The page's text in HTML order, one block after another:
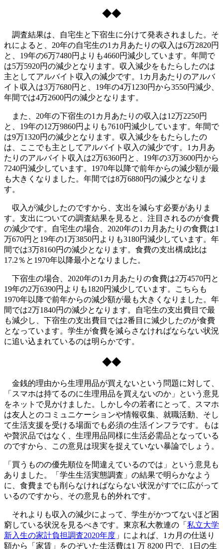
◆◆
調査結果は、自宅生と下宿生に分けて発表されました。そ
れによると、20年の自宅生の1カ月あたりの収入は6万2820円
と、19年の6万7480円よりも4660円減少しています。年間で
は5万5920円の減少となります。収入減少をもたらしたのは
主としてアルバイト収入の減少です。1カ月あたりのアルバ
イト収入は3万7680円と、19年の4万1230円から3550円減少、
年間では4万2600円の減少となります。
また、20年の下宿生の1カ月あたりの収入は12万2250円
と、19年の12万9860円よりも7610円減少しています。年間で
は9万1320円の減少となります。収入減少をもたらしたの
は、ここでも主としてアルバイト収入の減少です。1カ月あ
たりのアルバイト収入は2万6360円と、19年の3万3600円から
7240円減少しています。1970年以降で前年からの減少額が最
も大きくなりました。年間では8万6880円の減少となりま
す。
収入が減少したのですから、支出を減らす必要がありま
す。支出についての調査結果を見ると、注目されるのが食費
の減少です。自宅生の場合、2020年の1カ月あたりの食費は1
万670円と19年の1万3850円よりも3180円減少しています。年
間では3万8160円の減少となります。食費の支出構成比は
17.2％と1970年以降最小となりました。
下宿生の場合、2020年の1カ月あたりの食費は2万4570円と
19年の2万6390円よりも1820円減少しています。こちらも
1970年以降で前年からの減少額が最も大きくなりました。年
間では2万1840円の減少となります。自宅生の支出費目で最
も減少し、下宿生の支出費目では2番目に減少したのが食費
となっています。学生が食費を減らさなければならない状況
に追い込まれているのは明らかです。
◆◆
金銭的理由から生理用品が買えないという問題に対して、
「スマホは持てるのに生理用品を買えないのか」という意見
をネットで見かけました。しかし今の若者にとって、スマホ
は友人とのコミュニケーションや情報収集、就職活動、そし
て生活支援を受ける場面でも必須の生活インフラです。もは
や贅沢品ではなく、生理用品同様に生活必需品となっている
のですから、この意見は現実を捉えていない暴論でしょう。
「買うものの優先順位を間違えているのでは」という意見も
ありました。「学生生活実態調査」の結果で明らかなよう
に、食費までも削らなければならない状況がすでに広がって
いるのですから、その意見も的外れです。
それよりも収入の減少によって、学生がかつてないほど困
窮している状況を見るべきです。東京私大教連の「 私立大学
新入生の家計負担調査2020年度 」によれば、1カ月の仕送り
額から「家賃」をのぞいた生活費は1 万 8200 円で、1日の生